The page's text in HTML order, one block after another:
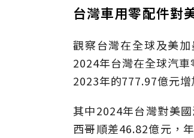
台灣車用零配件對
觀察台灣在全球及美
2024年台灣在全球汽
2023年的777.97億元增
其中2024年台灣對美
西哥順差46.82億元，